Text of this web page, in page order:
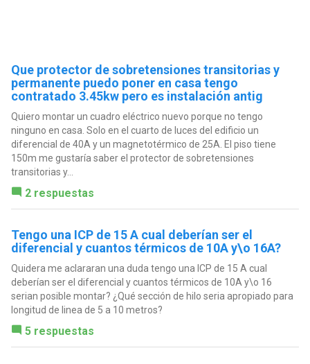
Que protector de sobretensiones transitorias y
permanente puedo poner en casa tengo
contratado 3.45kw pero es instalación antig
Quiero montar un cuadro eléctrico nuevo porque no tengo
ninguno en casa. Solo en el cuarto de luces del edificio un
diferencial de 40A y un magnetotérmico de 25A. El piso tiene
150m me gustaría saber el protector de sobretensiones
transitorias y...
2 respuestas
Tengo una ICP de 15 A cual deberían ser el
diferencial y cuantos térmicos de 10A y\o 16A?
Quidera me aclararan una duda tengo una ICP de 15 A cual
deberían ser el diferencial y cuantos térmicos de 10A y\o 16
serian posible montar? ¿Qué sección de hilo seria apropiado para
longitud de linea de 5 a 10 metros?
5 respuestas